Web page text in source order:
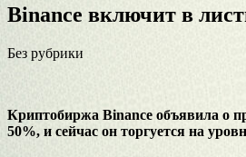
Binance включит в
Без рубрики
Криптобиржа Binance объявила о
50%, и сейчас он торгуется на